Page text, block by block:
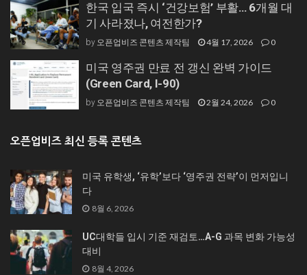
한국 입국 즉시 ‘건강보험’ 부활… 6개월 대
기 사라졌나, 여전한가?
by 오픈업비즈 콘텐츠 제작팀 4월 17, 2026 0
미국 영주권 만료 전 갱신 완벽 가이드
(Green Card, I-90)
by 오픈업비즈 콘텐츠 제작팀 2월 24, 2026 0
오픈업비즈 최신 등록 콘텐츠
미국 유학생, ‘유학’보다 ‘영주권 전략’이 먼저입니
다
8월 6, 2026
UC대학들 입시 기준 재검토…A-G 과목 변화 가능성
대비
8월 4, 2026